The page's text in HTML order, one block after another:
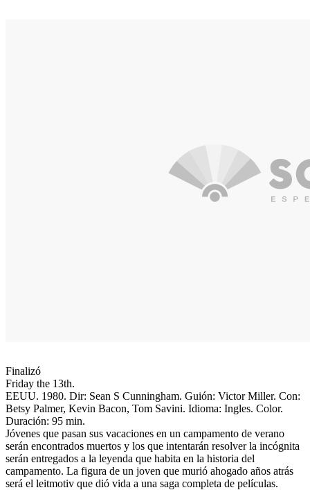
Finalizó
Friday the 13th.
EEUU. 1980. Dir: Sean S Cunningham. Guión: Victor Miller. Con:
Betsy Palmer, Kevin Bacon, Tom Savini. Idioma: Ingles. Color.
Duración: 95 min.
Jóvenes que pasan sus vacaciones en un campamento de verano
serán encontrados muertos y los que intentarán resolver la incógnita
serán entregados a la leyenda que habita en la historia del
campamento. La figura de un joven que murió ahogado años atrás
será el leitmotiv que dió vida a una saga completa de películas.